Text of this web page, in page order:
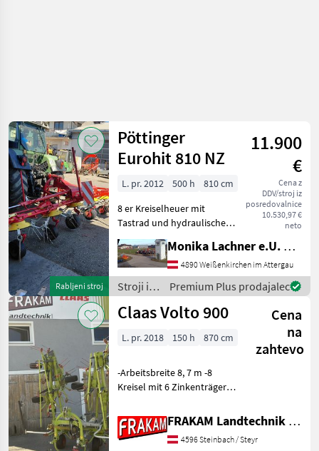
Rabljeni stroj
Pöttinger
Eurohit 810 NZ
11.900
€
Cena z
DDV/stroj iz
posredovalnice
10.530,97 €
neto
L. pr. 2012 500 h
810 cm
8 er Kreiselheuer mit
Tastrad und hydraulische
Grenzstreueinrichtung nur
950 kg. Topzustand,
Breitreifen,
Dämpfungsstreben, auch
andere Größen und Marken
auf Lager v
Monika Lachner e.U. Maschinenhandel
4890 Weißenkirchen im Attergau
Stroji in
oprema
za žetev
spravilo
Pöttinger
Premium Plus prodajalec
Claas Volto 900
Cena
na
zahtevo
L. pr. 2018 150 h 870 cm
-Arbeitsbreite 8, 7 m -8
Kreisel mit 6 Zinkenträger
Pralltuch zur
Randstreubegrenzung,
hydraulische Schwenkung -
FRAKAM Landtechnik GmbH
4596 Steinbach / Steyr